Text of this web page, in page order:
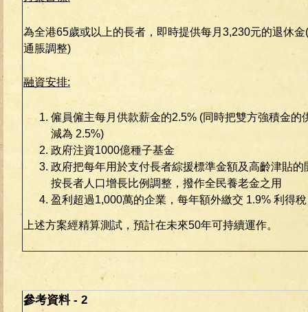
為全港65歲或以上的長者，即時提供每月3,230元的退休
通脹調整)
融資安排:
僱員僱主每月供款薪金的2.5% (同時把雙方強積金的
減為 2.5%)
政府注資1000億種子基金
政府把每年用於支付長者綜援標準金額及高齡津貼的
按長者人口增長比例調整，撥作全民養老金之用
盈利超過1,000萬的企業，每年額外繳交 1.9% 利得稅
上述方案經精算測試，預計在未來50年可持續運作。
參考資料 - 2